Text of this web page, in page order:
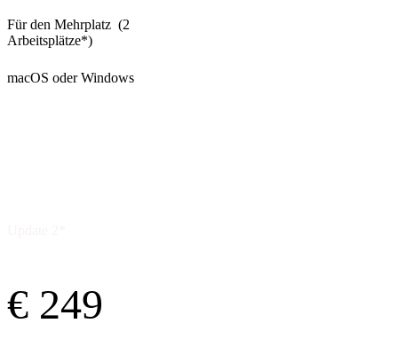
Für den Mehrplatz (2
Arbeitsplätze*)
macOS oder Windows
€ 249